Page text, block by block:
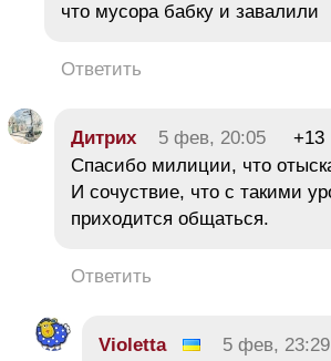
что мусора бабку и завалили
Ответить
Дитрих 5 фев, 20:05
+13
Спасибо милиции, что
И сочуствие, что с такими
приходится общаться.
Ответить
Violetta 5 фев, 23:29